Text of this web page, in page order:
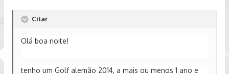
Citar
Olá boa noite!
tenho um Golf alemão 2014, a mais ou menos 1 ano e